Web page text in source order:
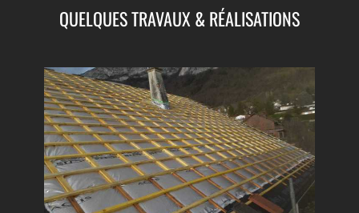
QUELQUES TRAVAUX & RÉALISATIONS